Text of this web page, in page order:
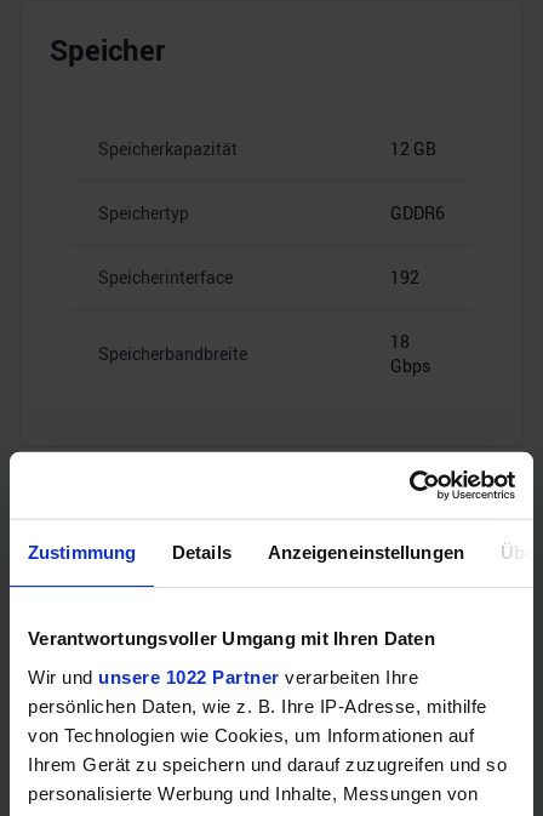
Zustimmung Details Anzeigeneinstellungen
Verantwortungsvoller Umgang mit Ihren Daten
Wir und unsere 1022 Partner verarbeiten Ihre
persönlichen Daten, wie z. B. Ihre IP-Adresse, mithilfe
von Technologien wie Cookies, um Informationen auf
Ihrem Gerät zu speichern und darauf zuzugreifen und so
personalisierte Werbung und Inhalte, Messungen von
Speicher
Speicherkapazität 12 GB
Speichertyp GDDR6
Speicherinterface 192
Speicherbandbreite
18
Gbps
Videoanschlüsse
HDMI
2.1b
DisplayPort
2x
DisplayPort
2.1a